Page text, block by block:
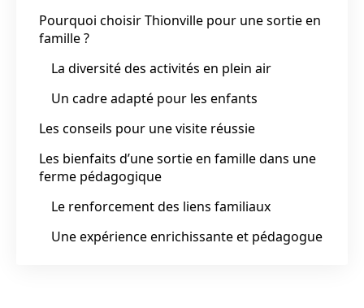
Pourquoi choisir Thionville pour une sortie en
famille ?
La diversité des activités en plein air
Un cadre adapté pour les enfants
Les conseils pour une visite réussie
Les bienfaits d’une sortie en famille dans une
ferme pédagogique
Le renforcement des liens familiaux
Une expérience enrichissante et pédagogue